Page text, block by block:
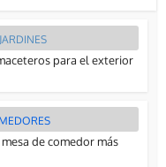
para el exterior
de comedor más